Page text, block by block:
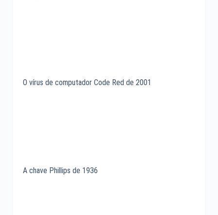
O vírus de computador Code Red de 2001
A chave Phillips de 1936